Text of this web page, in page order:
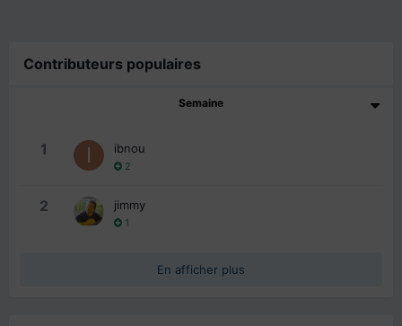
Contributeurs populaires
Semaine
1 ibnou
2
2 jimmy
1
En afficher plus